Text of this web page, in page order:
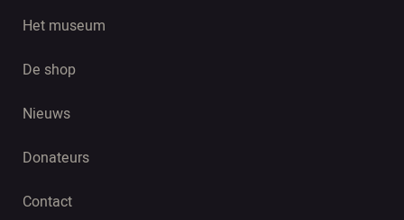
Het museum
De shop
Nieuws
Donateurs
Contact